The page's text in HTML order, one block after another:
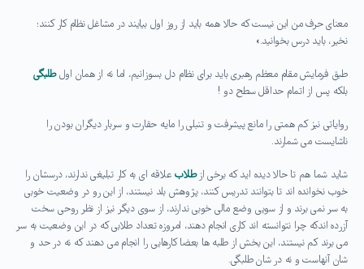
معنای حرف من این نیست که حالا همه باید از روز اول بیایند در مشاغل نظام کار کنند؛
نخیر، باید درس بخوانید.»
طبق فرمایش مقام معظم رهبری باید برای نظام دل بسوزانیم، اما نه از همان اولطلبگی
بلکه پس از اتمام حداقل سطح دو !
روایاتی نیز کم همتی را مانع پیشرفت و تنبلی را مایه حقارت و سربار دیگران بودن را
ناشایست می شمارند.
شاید شما هم تا حالا دیده اید که برخی ازطلابعلاقه ای به کار تبلیغی ندارند، درسشان را
خوب نخوانده اند تا بتوانند تدریس کنند، پژوهش بلد نیستند، از این رو در وضعیت خوبی
به سر نمی برند و از سویی وضع مالی خوبی ندارند، از سوی دیگر نیز از نظر روحی سخت
آزرده اندکه چرا نتوانسته اند کاری انجام دهند، امروزه تعداد طلابی که در این وضعیت به سر
می برند کم نیستند، این بخش از طلبه ها بعضا کارهایی را انجام می دهند که نه در حد و
شان آنهاست و نه در شان طلبگی.